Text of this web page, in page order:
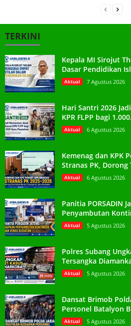
TERKINI
Kepala MI Sirojut
Dasar Pendidikan
Aktual 7 Agustus 2026
Hari Santri 2026
KPR FLPP bagi
Aktual 6 Agustus 2026
Kemenag dan KPK
Stranas PK, Dorong
Aktual 6 Agustus 2026
Panitia PORSADIN
Penyambutan
Aktual 5 Agustus 2026
Polres Subang
Tersangka
Aktual 5 Agustus 2026
Dansat Brimob
Personel Batalyon
Aktual 5 Agustus 2026